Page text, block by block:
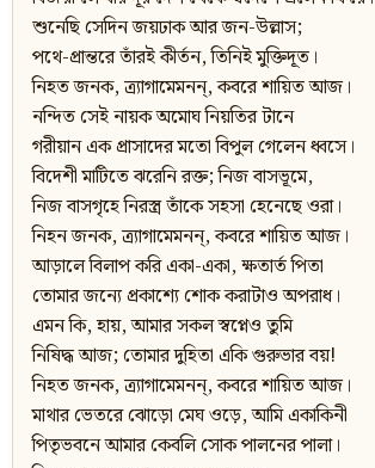
শুনেছি সেদিন জয়ঢাক আর জন-উল্লাস;
পথে-প্রান্তরে তাঁরই কীর্তন, তিনিই মুক্তিদূত।
নিহত জনক, ত্র্যাগামেমনন্‌, কবরে শায়িত আজ।
নন্দিত সেই নায়ক অমোঘ নিয়তির টানে
গরীয়ান এক প্রাসাদের মতো বিপুল গেলেন ধ্বসে।
বিদেশী মাটিতে ঝরেনি রক্ত; নিজ বাসভূমে,
নিজ বাসগৃহে নিরস্ত্র তাঁকে সহসা হেনেছে ওরা।
নিহন জনক, ত্র্যাগামেমনন্‌, কবরে শায়িত আজ।
আড়ালে বিলাপ করি একা-একা, ক্ষতার্ত পিতা
তোমার জন্যে প্রকাশ্যে শোক করাটাও অপরাধ।
এমন কি, হায়, আমার সকল স্বপ্নেও তুমি
নিষিদ্ধ আজ; তোমার দুহিতা একি গুরুভার বয়!
নিহত জনক, ত্র্যাগামেমনন্‌, কবরে শায়িত আজ।
মাথার ভেতরে ঝোড়ো মেঘ ওড়ে, আমি একাকিনী
পিতৃভবনে আমার কেবলি সোক পালনের পালা।